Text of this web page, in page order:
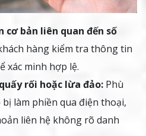
bản liên quan đến số
hàng kiểm tra thông tin
xác minh hợp lệ.
rối hoặc lừa đảo: Phù
làm phiền qua điện thoại,
liên hệ không rõ danh